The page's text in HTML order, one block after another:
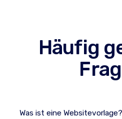
Häufig
Was ist eine Websitevorlage?